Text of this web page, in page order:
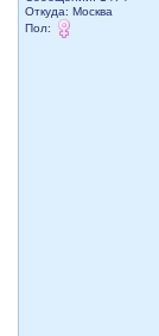
Откуда: Москва
Пол: